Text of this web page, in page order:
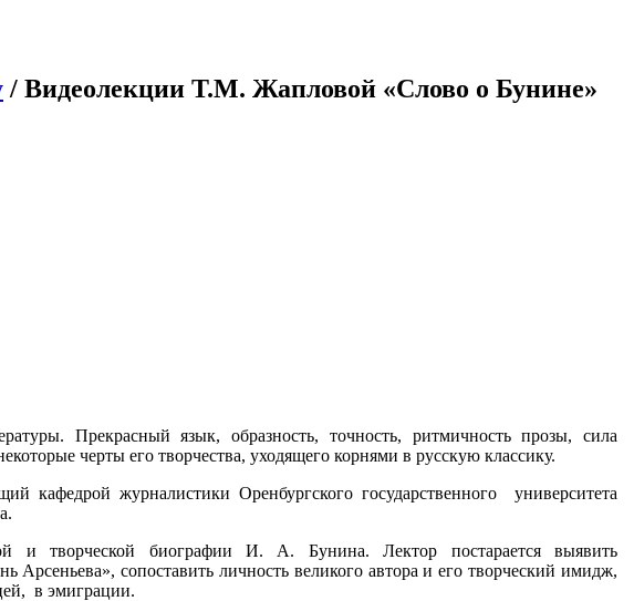
/ Видеолекции Т.М. Жапловой «Слово о Бунине»
Прекрасный язык, образность, точность, ритмичность прозы, сила
черты его творчества, уходящего корнями в русскую классику.
кафедрой журналистики Оренбургского государственного университета
и творческой биографии И. А. Бунина. Лектор постарается выявить
сопоставить личность великого автора и его творческий имидж,
в эмиграции.